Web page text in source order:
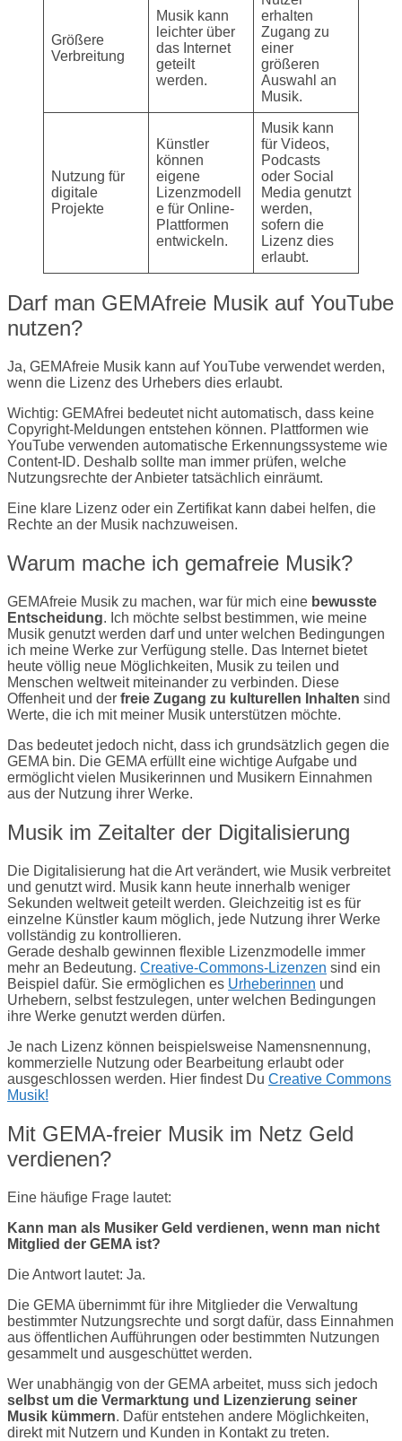
Größere
Verbreitung
Musik kann
leichter über
das Internet
geteilt
werden.
erhalten
Zugang zu
einer
größeren
Auswahl an
Musik.
Nutzung für
digitale
Projekte
Künstler
können
eigene
Lizenzmodell
e für Online-
Plattformen
entwickeln.
Musik kann
für Videos,
Podcasts
oder Social
Media genutzt
werden,
sofern die
Lizenz dies
erlaubt.
Darf man GEMAfreie Musik auf YouTube
nutzen?
Ja, GEMAfreie Musik kann auf YouTube verwendet werden,
wenn die Lizenz des Urhebers dies erlaubt.
Wichtig: GEMAfrei bedeutet nicht automatisch, dass keine
Copyright-Meldungen entstehen können. Plattformen wie
YouTube verwenden automatische Erkennungssysteme wie
Content-ID. Deshalb sollte man immer prüfen, welche
Nutzungsrechte der Anbieter tatsächlich einräumt.
Eine klare Lizenz oder ein Zertifikat kann dabei helfen, die
Rechte an der Musik nachzuweisen.
Warum mache ich gemafreie Musik?
GEMAfreie Musik zu machen, war für mich eine bewusste
Entscheidung. Ich möchte selbst bestimmen, wie meine
Musik genutzt werden darf und unter welchen Bedingungen
ich meine Werke zur Verfügung stelle. Das Internet bietet
heute völlig neue Möglichkeiten, Musik zu teilen und
Menschen weltweit miteinander zu verbinden. Diese
Offenheit und der freie Zugang zu kulturellen Inhalten sind
Werte, die ich mit meiner Musik unterstützen möchte.
Das bedeutet jedoch nicht, dass ich grundsätzlich gegen die
GEMA bin. Die GEMA erfüllt eine wichtige Aufgabe und
ermöglicht vielen Musikerinnen und Musikern Einnahmen
aus der Nutzung ihrer Werke.
Musik im Zeitalter der Digitalisierung
Die Digitalisierung hat die Art verändert, wie Musik verbreitet
und genutzt wird. Musik kann heute innerhalb weniger
Sekunden weltweit geteilt werden. Gleichzeitig ist es für
einzelne Künstler kaum möglich, jede Nutzung ihrer Werke
vollständig zu kontrollieren.
Gerade deshalb gewinnen flexible Lizenzmodelle immer
mehr an Bedeutung. Creative-Commons-Lizenzen sind ein
Beispiel dafür. Sie ermöglichen es Urheberinnen und
Urhebern, selbst festzulegen, unter welchen Bedingungen
ihre Werke genutzt werden dürfen.
Je nach Lizenz können beispielsweise Namensnennung,
kommerzielle Nutzung oder Bearbeitung erlaubt oder
ausgeschlossen werden. Hier findest Du Creative Commons
Musik!
Mit GEMA-freier Musik im Netz Geld
verdienen?
Eine häufige Frage lautet:
Kann man als Musiker Geld verdienen, wenn man nicht
Mitglied der GEMA ist?
Die Antwort lautet: Ja.
Die GEMA übernimmt für ihre Mitglieder die Verwaltung
bestimmter Nutzungsrechte und sorgt dafür, dass Einnahmen
aus öffentlichen Aufführungen oder bestimmten Nutzungen
gesammelt und ausgeschüttet werden.
Wer unabhängig von der GEMA arbeitet, muss sich jedoch
selbst um die Vermarktung und Lizenzierung seiner
Musik kümmern. Dafür entstehen andere Möglichkeiten,
direkt mit Nutzern und Kunden in Kontakt zu treten.